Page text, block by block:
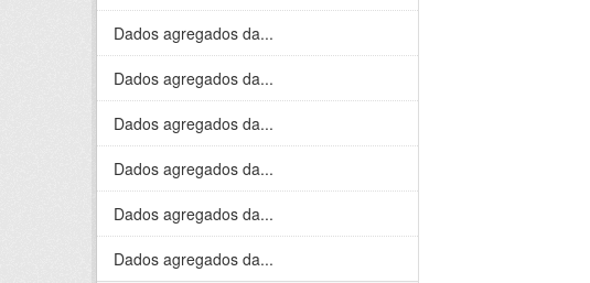
Dados agregados da...
Dados agregados da...
Dados agregados da...
Dados agregados da...
Dados agregados da...
Dados agregados da...